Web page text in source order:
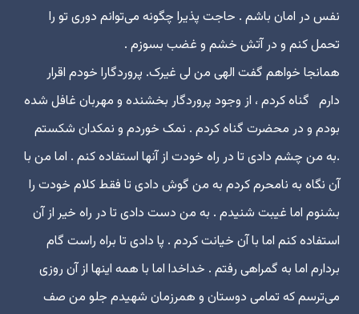
نفس در امان باشم . حاجت پذیرا چگونه می‌توانم دوری تو را
تحمل کنم و در آتش خشم و غضب بسوزم .
همانجا خواهم گفت الهی من لی غیرک. پروردگارا خودم اقرار
دارم گناه کردم ، از وجود پروردگار بخشنده و مهربان غافل شده
بودم و در محضرت گناه کردم . نمک خوردم و نمکدان شکستم
.به من چشم دادی تا در راه خودت از آنها استفاده کنم . اما من با
آن نگاه به نامحرم کردم به من گوش دادی تا فقط کلام خودت را
بشنوم اما غیبت شنیدم . به من دست دادی تا در راه خیر از آن
استفاده کنم اما با آن خیانت کردم . پا دادی تا براه راست گام
بردارم اما به گمراهی رفتم . خداخدا اما با همه اینها از آن روزی
می‌ترسم که تمامی دوستان و همرزمان شهیدم جلو من صف